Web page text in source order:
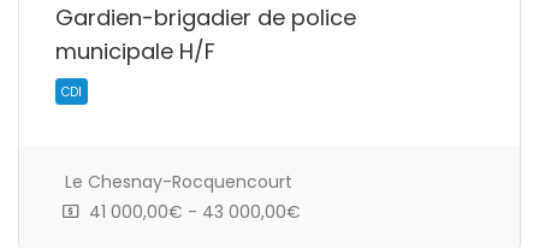
Gardien-brigadier de police
municipale H/F
Le Chesnay-Rocquencourt
41 000,00€ - 43 000,00€